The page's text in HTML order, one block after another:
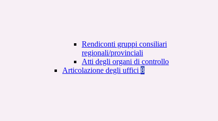
Rendiconti gruppi consiliari
regionali/provinciali
Atti degli organi di controllo
Articolazione degli uffici 8